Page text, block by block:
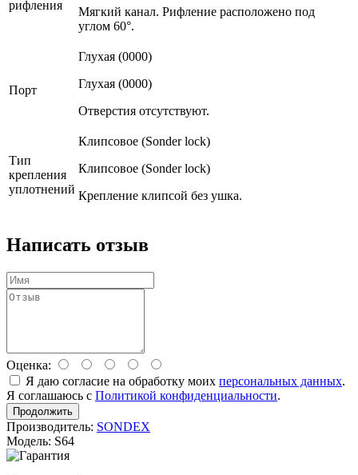
рифления
Мягкий канал. Рифление расположено под
углом 60°.
Порт
Глухая (0000)
Глухая (0000)
Отверстия отсутствуют.
Тип
крепления
уплотнений
Клипсовое (Sonder lock)
Клипсовое (Sonder lock)
Крепление клипсой без ушка.
Написать отзыв
Оценка:
Я даю согласие на обработку моих персональных данных.
Я соглашаюсь с Политикой конфиденциальности.
Продолжить
Производитель: SONDEX
Модель: S64